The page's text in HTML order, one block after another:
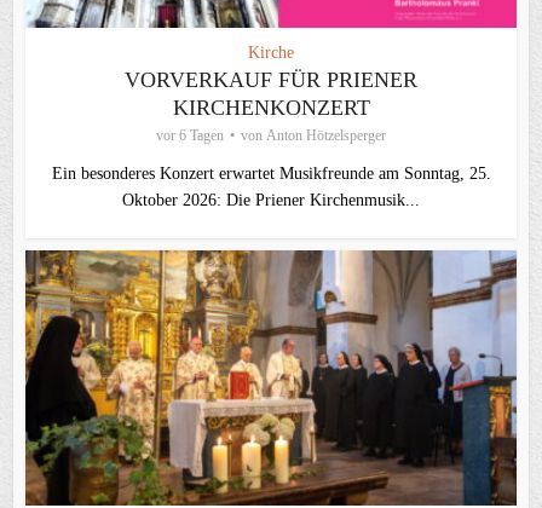
Kirche
VORVERKAUF FÜR PRIENER
KIRCHENKONZERT
vor 6 Tagen von Anton Hötzelsperger
Ein besonderes Konzert erwartet Musikfreunde am Sonntag, 25.
Oktober 2026: Die Priener Kirchenmusik...